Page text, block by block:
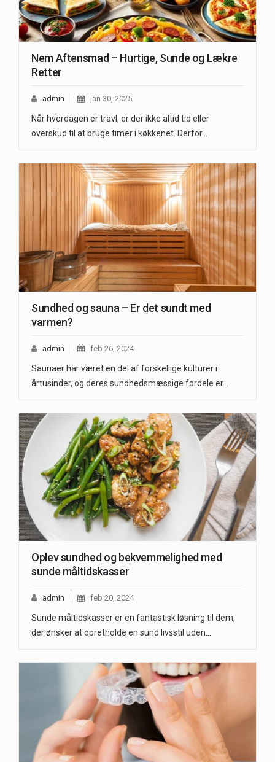
Nem Aftensmad – Hurtige, Sunde og Lækre
Retter
admin jan 30, 2025
Når hverdagen er travl, er der ikke altid tid eller
overskud til at bruge timer i køkkenet. Derfor…
Sundhed og sauna – Er det sundt med
varmen?
admin feb 26, 2024
Saunaer har været en del af forskellige kulturer i
årtusinder, og deres sundhedsmæssige fordele er…
Oplev sundhed og bekvemmelighed med
sunde måltidskasser
admin feb 20, 2024
Sunde måltidskasser er en fantastisk løsning til dem,
der ønsker at opretholde en sund livsstil uden…